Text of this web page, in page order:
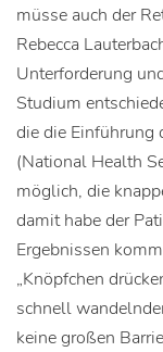
müsse auch der
Rebecca
Unterforderung
Studium
die die Einführung
(National Health
möglich, die
damit habe der
Ergebnissen
„Knöpfchen
schnell
keine großen